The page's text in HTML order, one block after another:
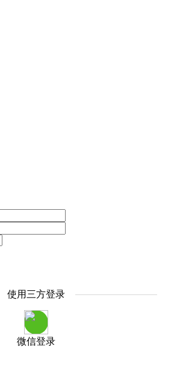
使用三方登录
微信登录